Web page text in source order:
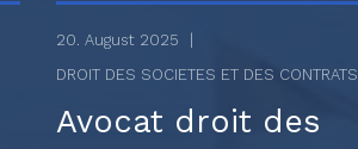
Avocat droit des
20. August 2025
DROIT DES SOCIETES ET DES CONTRATS